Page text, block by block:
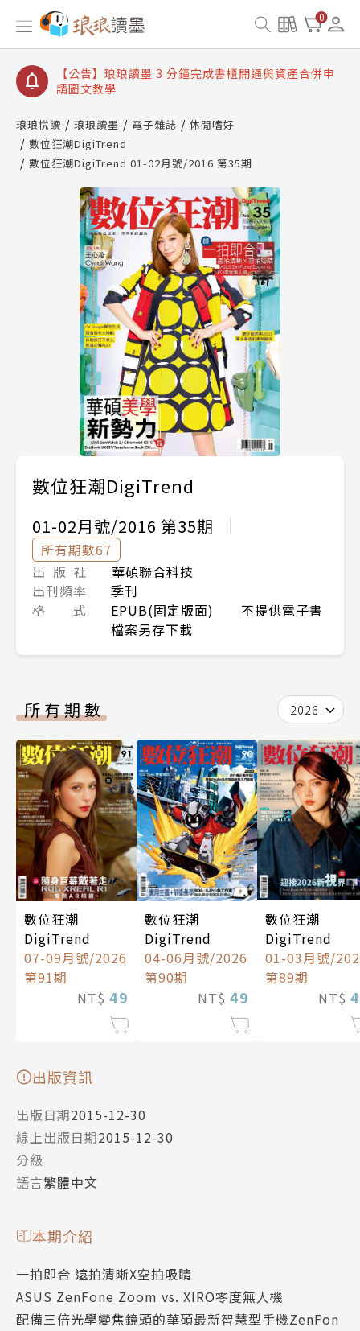
0
【公告】琅琅讀墨數位閱讀資產合併與書櫃開通申請
【公告】琅琅讀墨書櫃開通常見問題
【公告】琅琅讀墨 3 分鐘完成書櫃開通與資產合併申
請圖文教學
查詢
【公告】琅琅讀墨數位閱讀資產合併與書櫃開通申請
琅琅悅讀 琅琅讀墨 電子雜誌
休閒嗜好
數位狂潮DigiTrend
數位狂潮DigiTrend 01-02月號/2016 第35期
數位狂潮DigiTrend
01-02月號/2016 第35期
所有期數67
出 版 社
華碩聯合科技
出刊頻率
季刊
格 式
EPUB(固定版面) 不提供電子書
檔案另存下載
所有期數 2026
數位狂潮
DigiTrend
07-09月號/2026
第91期
NT$ 49
數位狂潮
DigiTrend
04-06月號/2026
第90期
NT$ 49
數位狂潮
DigiTrend
01-03月號/
第89期
NT$
出版資訊
出版日期2015-12-30
線上出版日期2015-12-30
分級
語言繁體中文
本期介紹
一拍即合 遠拍清晰X空拍吸睛
ASUS ZenFone Zoom vs. XIRO零度無人機
配備三倍光學變焦鏡頭的華碩最新智慧型手機ZenFon